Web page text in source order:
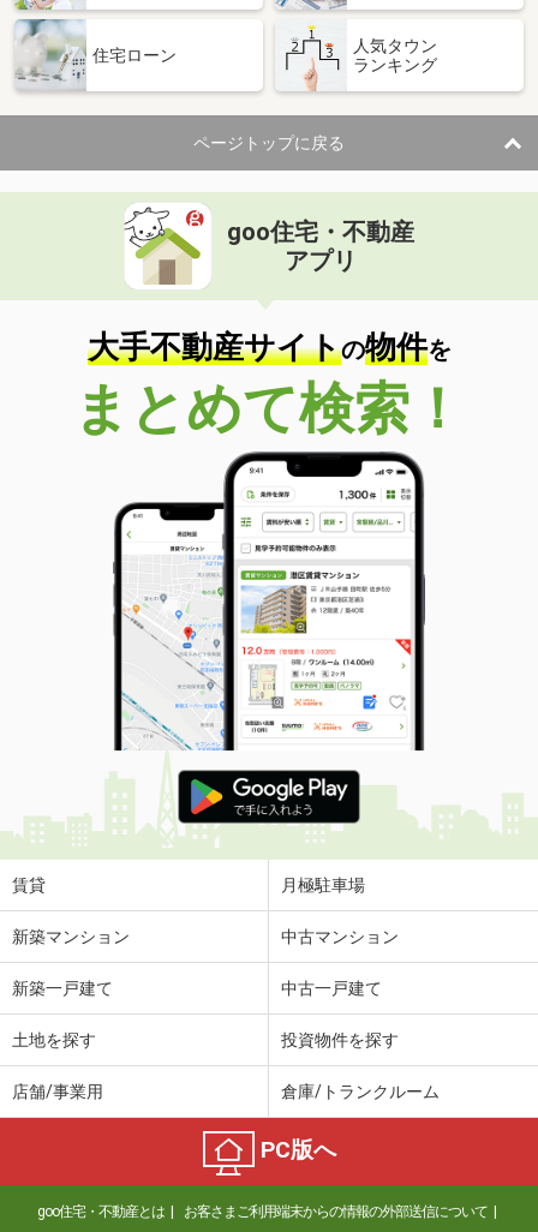
住宅ローン
人気タウン
ランキング
ページトップに戻る
goo住宅・不動産
アプリ
大手不動産サイトの物件を
まとめて検索！
賃貸 月極駐車場
新築マンション 中古マンション
新築一戸建て 中古一戸建て
土地を探す 投資物件を探す
店舗/事業用 倉庫/トランクルーム
PC版へ
goo住宅・不動産とは お客さまご利用端末からの情報の外部送信について